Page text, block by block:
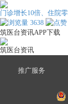
门诊增长10倍、住院
3638
筑医台资讯APP下载
筑医台资讯
推广服务